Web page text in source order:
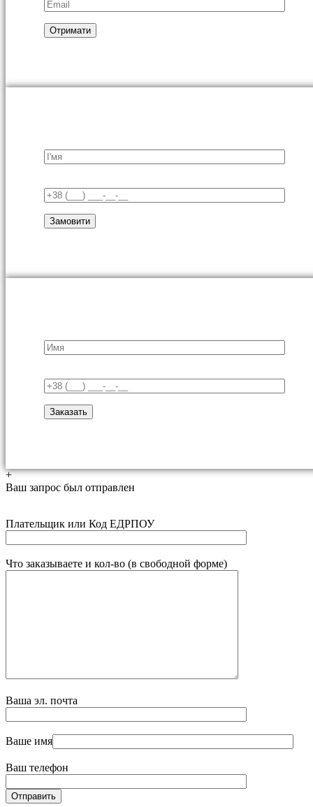
+
Ваш запрос был отправлен
Плательщик или Код ЕДРПОУ
Что заказываете и кол-во (в свободной форме)
Ваша эл. почта
Ваше имя
Ваш телефон